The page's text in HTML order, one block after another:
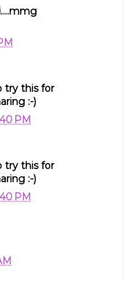
try this for
:-)
PM
try this for
:-)
PM